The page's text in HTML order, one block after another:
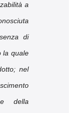
a
di
la quale
nel
della